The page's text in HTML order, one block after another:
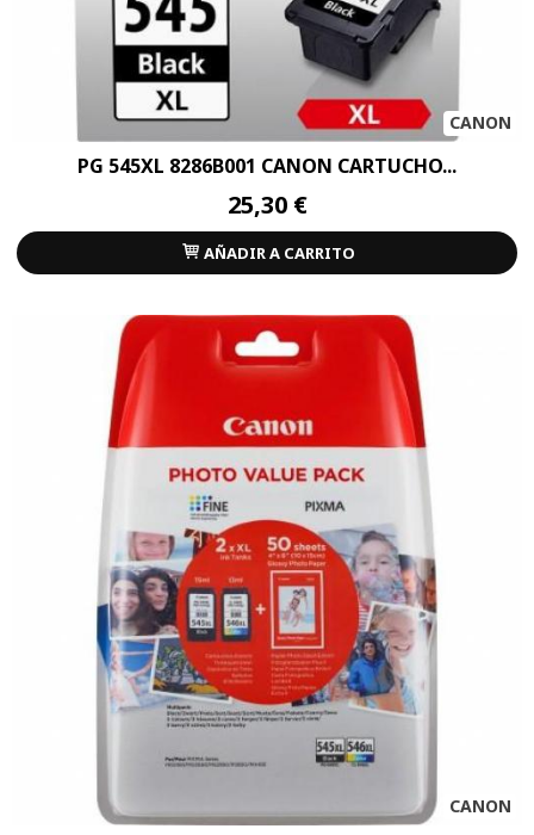
CANON
PG 545XL 8286B001 CANON CARTUCHO...
25,30 €
AÑADIR A CARRITO
CANON